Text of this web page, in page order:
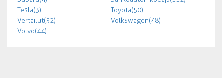
Tesla (3)
Toyota (50)
Vertailut (52)
Volkswagen (48)
Volvo (44)